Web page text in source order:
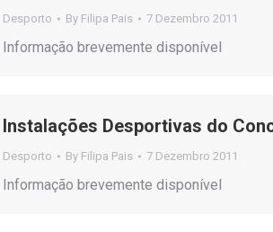
Desporto By Filipa Pais 7 Dezembro 2011
Informação brevemente disponível
Instalações Desportivas do
Desporto By Filipa Pais 7 Dezembro 2011
Informação brevemente disponível